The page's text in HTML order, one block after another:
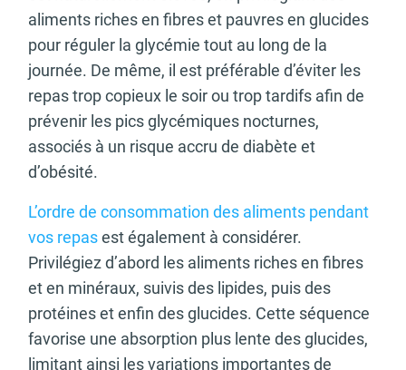
aliments riches en fibres et pauvres en glucides
pour réguler la glycémie tout au long de la
journée. De même, il est préférable d’éviter les
repas trop copieux le soir ou trop tardifs afin de
prévenir les pics glycémiques nocturnes,
associés à un risque accru de diabète et
d’obésité.
L’ordre de consommation des aliments pendant
vos repasest également à considérer.
Privilégiez d’abord les aliments riches en fibres
et en minéraux, suivis des lipides, puis des
protéines et enfin des glucides. Cette séquence
favorise une absorption plus lente des glucides,
limitant ainsi les variations importantes de